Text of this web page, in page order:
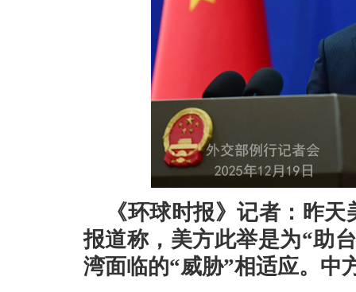
《环球时报》记者：昨
报道称，美方此举是为“助
湾面临的“威胁”相适应。中